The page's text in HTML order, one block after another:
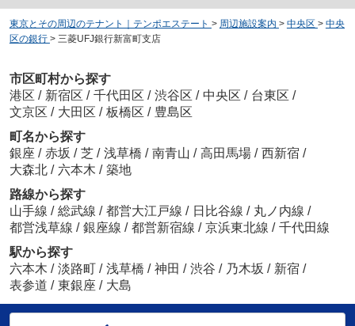
東京とその周辺のテナント｜テンポエステート > 周辺施設案内 > 中央区 > 中央
区の銀行 > 三菱UFJ銀行新富町支店
市区町村から探す
港区 / 新宿区 / 千代田区 / 渋谷区 / 中央区 / 台東区 /
文京区 / 大田区 / 板橋区 / 豊島区
町名から探す
銀座 / 赤坂 / 芝 / 浅草橋 / 南青山 / 高田馬場 / 西新宿 /
大森北 / 六本木 / 築地
路線から探す
山手線 / 総武線 / 都営大江戸線 / 日比谷線 / 丸ノ内線 /
都営浅草線 / 銀座線 / 都営新宿線 / 京浜東北線 / 千代田線
駅から探す
六本木 / 淡路町 / 浅草橋 / 神田 / 渋谷 / 乃木坂 / 新宿 /
表参道 / 東銀座 / 大島